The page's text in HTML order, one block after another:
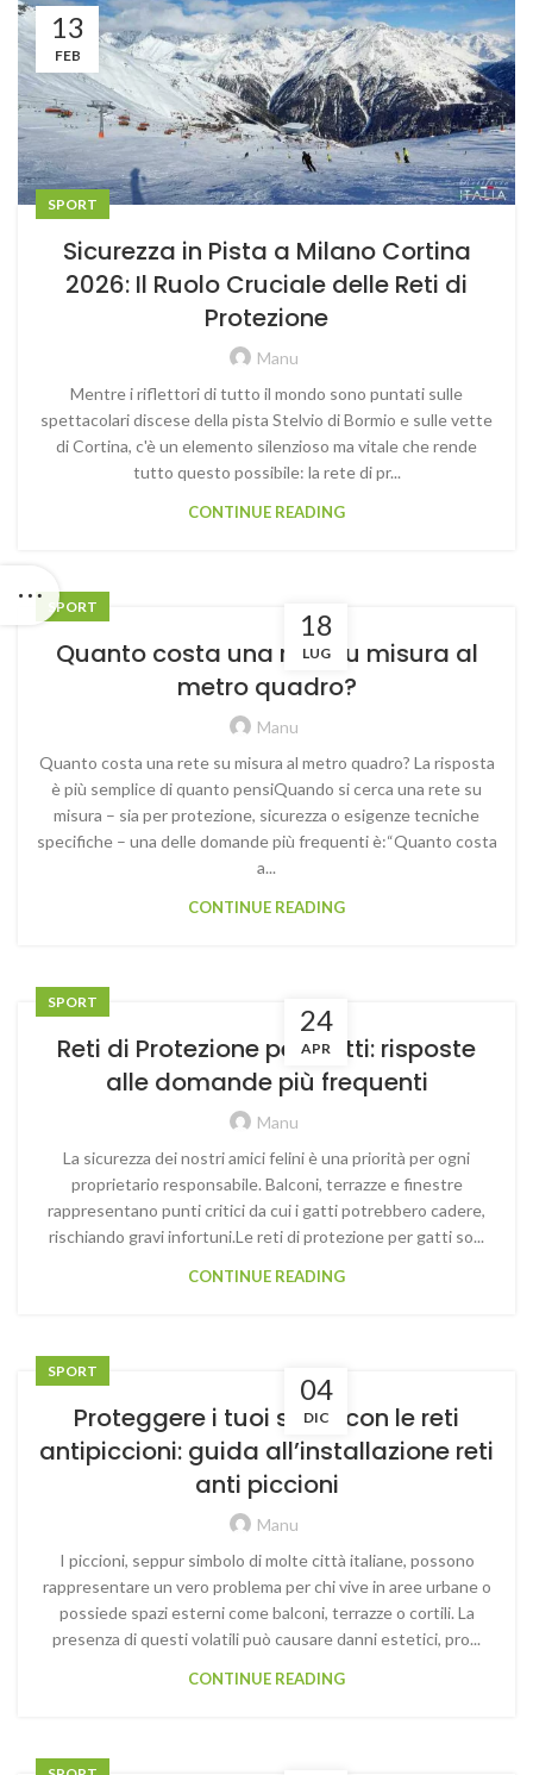
13
FEB
SPORT
Sicurezza in Pista a Milano Cortina
2026: Il Ruolo Cruciale delle Reti di
Protezione
Manu
Mentre i riflettori di tutto il mondo sono puntati sulle
spettacolari discese della pista Stelvio di Bormio e sulle vette
di Cortina, c'è un elemento silenzioso ma vitale che rende
tutto questo possibile: la rete di pr...
CONTINUE READING
18
LUG
SPORT
Quanto costa una rete su misura al
metro quadro?
Manu
Quanto costa una rete su misura al metro quadro? La risposta
è più semplice di quanto pensiQuando si cerca una rete su
misura – sia per protezione, sicurezza o esigenze tecniche
specifiche – una delle domande più frequenti è:“Quanto costa
a...
CONTINUE READING
24
APR
SPORT
Reti di Protezione per Gatti: risposte
alle domande più frequenti
Manu
La sicurezza dei nostri amici felini è una priorità per ogni
proprietario responsabile. Balconi, terrazze e finestre
rappresentano punti critici da cui i gatti potrebbero cadere,
rischiando gravi infortuni.Le reti di protezione per gatti so...
CONTINUE READING
04
DIC
SPORT
Proteggere i tuoi spazi con le reti
antipiccioni: guida all’installazione reti
anti piccioni
Manu
I piccioni, seppur simbolo di molte città italiane, possono
rappresentare un vero problema per chi vive in aree urbane o
possiede spazi esterni come balconi, terrazze o cortili. La
presenza di questi volatili può causare danni estetici, pro...
CONTINUE READING